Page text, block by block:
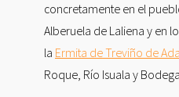
concretamente en el
Alberuela de Laliena y en
la Ermita de Treviño de
Roque, Río Isuala y